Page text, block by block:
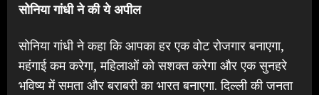
सोनिया गांधी ने की ये अपील
सोनिया गांधी ने कहा कि आपका हर एक वोट रोजगार बनाएगा,
महंगाई कम करेगा, महिलाओं को सशक्त करेगा और एक सुनहरे
भविष्य में समता और बराबरी का भारत बनाएगा. दिल्ली की जनता